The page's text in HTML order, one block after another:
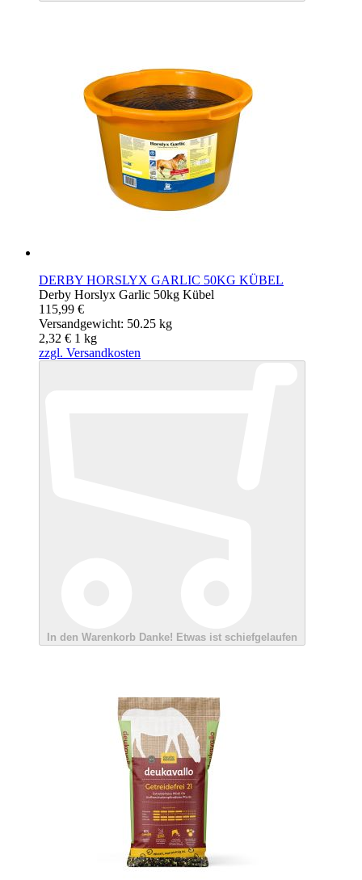
DERBY HORSLYX GARLIC 50KG KÜBEL
Derby Horslyx Garlic 50kg Kübel
115,99 €
Versandgewicht: 50.25 kg
2,32 € 1 kg
zzgl. Versandkosten
In den Warenkorb Danke! Etwas ist schiefgelaufen